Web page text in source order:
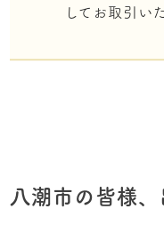
してお取引い
八潮市の皆様